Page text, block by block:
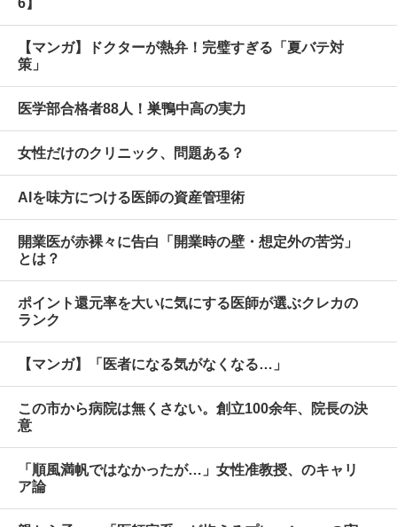
【マンガ】ドクターが熱弁！完璧すぎる「夏バテ対
策」
医学部合格者88人！巣鴨中高の実力
女性だけのクリニック、問題ある？
AIを味方につける医師の資産管理術
開業医が赤裸々に告白「開業時の壁・想定外の苦労」
とは？
ポイント還元率を大いに気にする医師が選ぶクレカの
ランク
【マンガ】「医者になる気がなくなる…」
この市から病院は無くさない。創立100余年、院長の決
意
「順風満帆ではなかったが…」女性准教授、のキャリ
ア論